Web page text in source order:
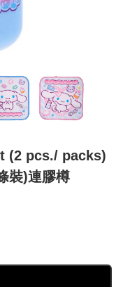
(2 pcs./ packs)
裝)連膠樽